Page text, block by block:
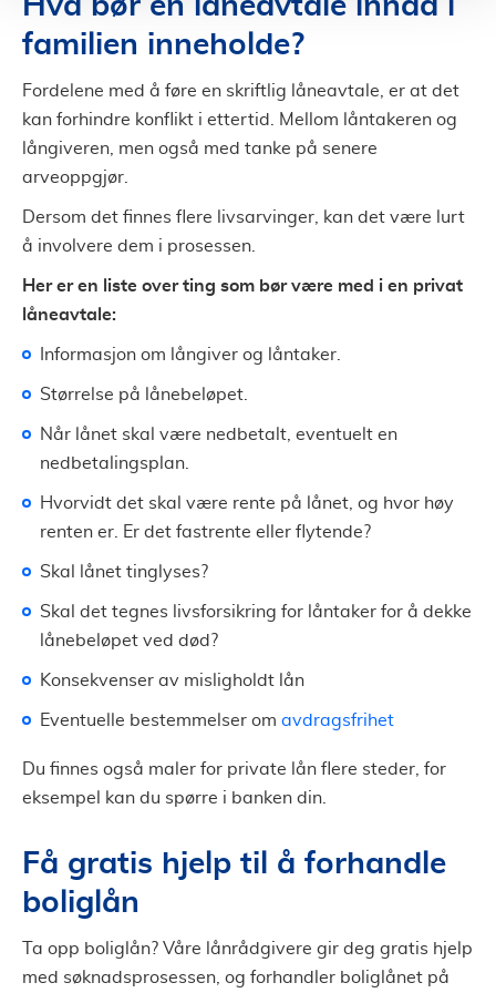
Hva bør en låneavtale innad i
familien inneholde?
Fordelene med å føre en skriftlig låneavtale, er at det
kan forhindre konflikt i ettertid. Mellom låntakeren og
långiveren, men også med tanke på senere
arveoppgjør.
Dersom det finnes flere livsarvinger, kan det være lurt
å involvere dem i prosessen.
Her er en liste over ting som bør være med i en privat
låneavtale:
Informasjon om långiver og låntaker.
Størrelse på lånebeløpet.
Når lånet skal være nedbetalt, eventuelt en
nedbetalingsplan.
Hvorvidt det skal være rente på lånet, og hvor høy
renten er. Er det fastrente eller flytende?
Skal lånet tinglyses?
Skal det tegnes livsforsikring for låntaker for å dekke
lånebeløpet ved død?
Konsekvenser av misligholdt lån
Eventuelle bestemmelser om avdragsfrihet
Du finnes også maler for private lån flere steder, for
eksempel kan du spørre i banken din.
Få gratis hjelp til å forhandle
boliglån
Ta opp boliglån? Våre lånrådgivere gir deg gratis hjelp
med søknadsprosessen, og forhandler boliglånet på